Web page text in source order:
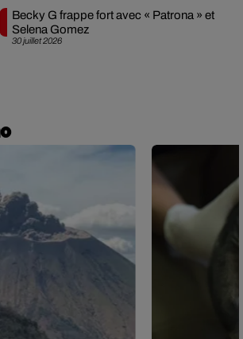
30 juillet 2026
Becky G frappe fort avec « Patrona » et
Selena Gomez